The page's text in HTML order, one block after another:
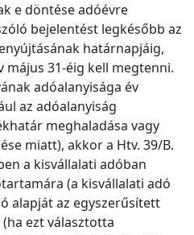
e döntése adóévre
bejelentést legkésőbb az
határnapjáig,
május 31-éig kell megtenni.
adóalanyisága év
az adóalanyiság
meghaladása vagy
miatt), akkor a Htv. 39/B.
a kisvállalati adóban
(a kisvállalati adó
alapját az egyszerűsített
ezt választotta